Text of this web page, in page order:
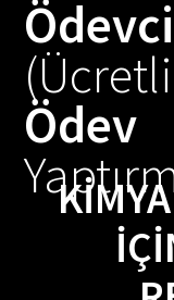
(Ücretli
Ödev